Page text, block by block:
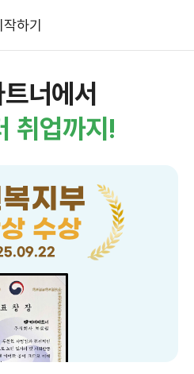
하기
너에서
취업까지!
지부
수상